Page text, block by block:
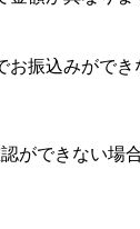
振込みがで
ができない場